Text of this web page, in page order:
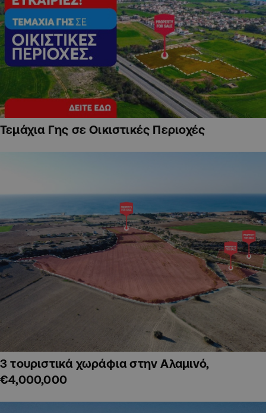
Τεμάχια Γης σε Οικιστικές Περιοχές
3 τουριστικά χωράφια στην Αλαμινό,
€4,000,000